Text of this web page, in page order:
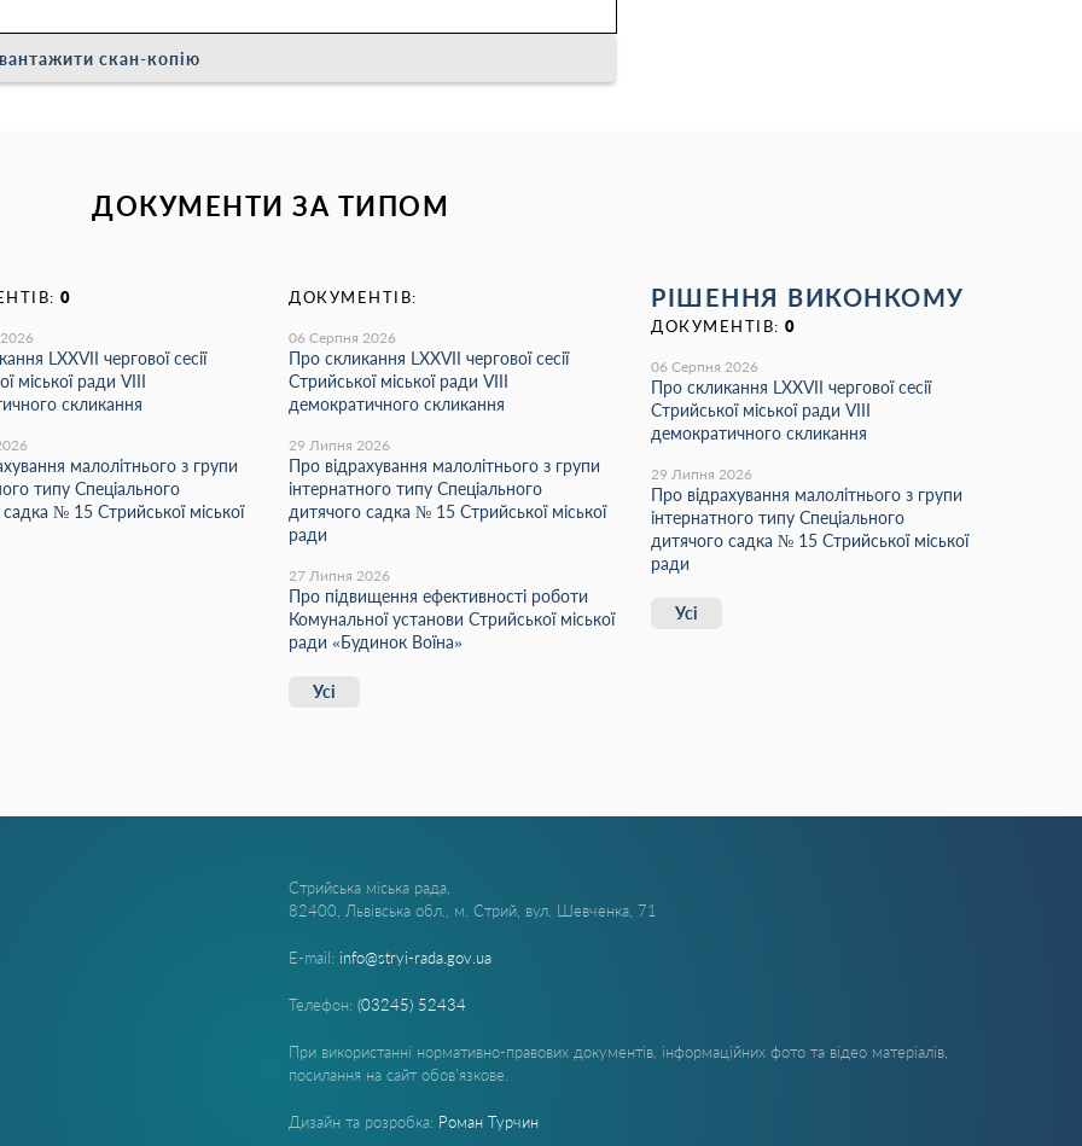
скан-копію
ДОКУМЕНТИ ЗА ТИПОМ
0
LХХVІІ чергової сесії
міської ради VIII
скликання
малолітнього з групи
типу Спеціального
№ 15 Стрийської міської
ДОКУМЕНТІВ:
06 Серпня 2026
Про скликання LХХVІІ чергової сесії
Стрийської міської ради VIII
демократичного скликання
29 Липня 2026
Про відрахування малолітнього з групи
інтернатного типу Спеціального
дитячого садка № 15 Стрийської міської
ради
27 Липня 2026
Про підвищення ефективності роботи
Комунальної установи Стрийської міської
ради «Будинок Воїна»
Усі
РІШЕННЯ ВИКОНКОМУ
ДОКУМЕНТІВ: 0
06 Серпня 2026
Про скликання LХХVІІ чергової сесії
Стрийської міської ради VIII
демократичного скликання
29 Липня 2026
Про відрахування малолітнього з групи
інтернатного типу Спеціального
дитячого садка № 15 Стрийської міської
ради
Усі
Стрийська міська рада,
82400, Львівська обл., м. Стрий, вул. Шевченка, 71
E-mail: info@stryi-rada.gov.ua
Телефон: (03245) 52434
При використанні нормативно-правових документів, інформаційних фото та відео матеріалів,
посилання на сайт обов'язкове.
Дизайн та розробка: Роман Турчин